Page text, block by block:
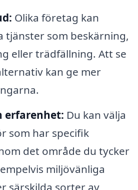
Olika företag kan
tjänster som beskärning,
eller trädfällning. Att se
kan ge mer
erfarenhet: Du kan välja
som har specifik
det område du tycker
miljövänliga
särskilda sorter av